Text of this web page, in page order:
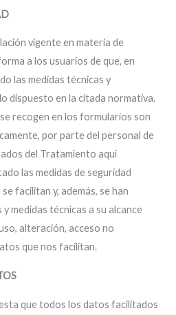
vigente en materia de
a los usuarios de que, en
las medidas técnicas y
dispuesto en la citada normativa.
recogen en los formularios son
por parte del personal de
del Tratamiento aquí
las medidas de seguridad
facilitan y, además, se han
medidas técnicas a su alcance
alteración, acceso no
que nos facilitan.
que todos los datos facilitados